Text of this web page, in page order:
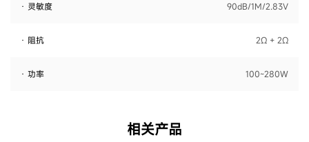
· 灵敏度 90dB/1M/2.83V
· 阻抗 2Ω + 2Ω
· 功率 100~280W
相关产品